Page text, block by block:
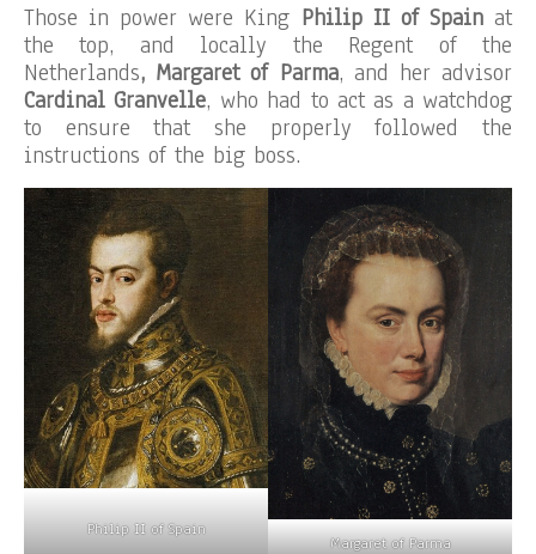
Those in power were King Philip II of Spainat
the top, and locally the Regent of the
Netherlands, Margaret of Parma, and her advisor
Cardinal Granvelle, who had to act as a watchdog
to ensure that she properly followed the
instructions of the big boss.
Philip II of Spain
Margaret of Parma